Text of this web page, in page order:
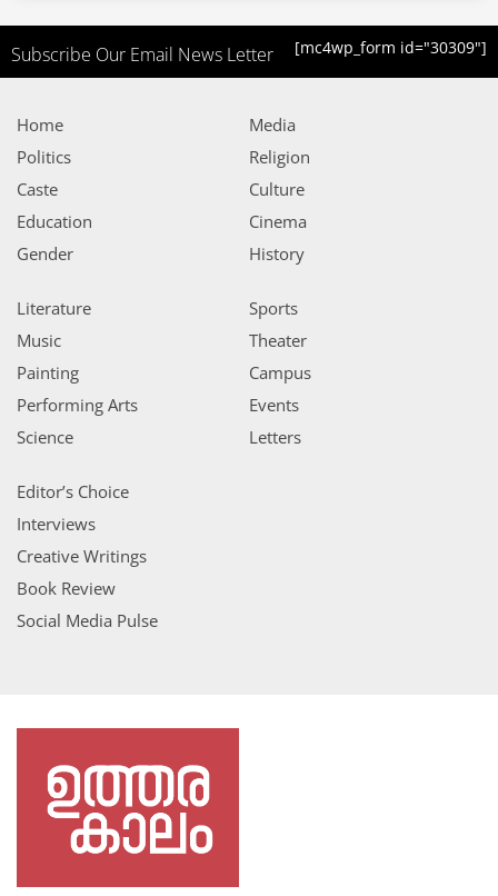
Subscribe Our Email News Letter [mc4wp_form id="30309"]
Home
Politics
Caste
Education
Gender
Media
Religion
Culture
Cinema
History
Literature
Music
Painting
Performing Arts
Science
Sports
Theater
Campus
Events
Letters
Editor’s Choice
Interviews
Creative Writings
Book Review
Social Media Pulse